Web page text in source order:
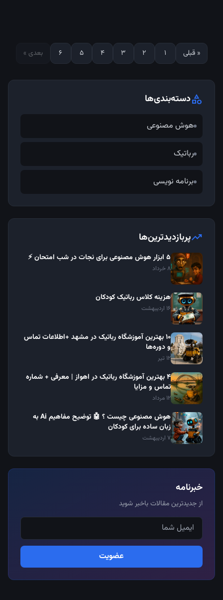
« قبلی 1
2
3
4
5
6 بعدی »
categoryدسته‌بندی‌ها
هوش مصنوعی
رباتیک
برنامه نویسی
trending_upپربازدیدترین‌ها
۵ ابزار هوش مصنوعی برای نجات در شب امتحان ⚡
8 خرداد
هزینه کلاس رباتیک کودکان
16 اردیبهشت
10 بهترین آموزشگاه رباتیک در مشهد +اطلاعات تماس
و دوره‌ها
12 تیر
4 بهترین آموزشگاه رباتیک در اهواز | معرفی + شماره
تماس و مزایا
12 مرداد
هوش مصنوعی چیست ؟ 🤖 توضیح مفاهیم Ai به
زبان ساده برای کودکان
7 اردیبهشت
خبرنامه
از جدیدترین مقالات باخبر شوید
عضویت